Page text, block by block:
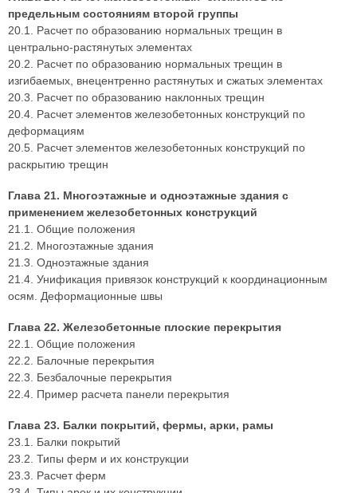
предельным состояниям второй группы
20.1. Расчет по образованию нормальных трещин в
центрально-растянутых элементах
20.2. Расчет по образованию нормальных трещин в
изгибаемых, внецентренно растянутых и сжатых элементах
20.3. Расчет по образованию наклонных трещин
20.4. Расчет элементов железобетонных конструкций по
деформациям
20.5. Расчет элементов железобетонных конструкций по
раскрытию трещин
Глава 21. Многоэтажные и одноэтажные здания с
применением железобетонных конструкций
21.1. Общие положения
21.2. Многоэтажные здания
21.3. Одноэтажные здания
21.4. Унификация привязок конструкций к координационным
осям. Деформационные швы
Глава 22. Железобетонные плоские перекрытия
22.1. Общие положения
22.2. Балочные перекрытия
22.3. Безбалочные перекрытия
22.4. Пример расчета панели перекрытия
Глава 23. Балки покрытий, фермы, арки, рамы
23.1. Балки покрытий
23.2. Типы ферм и их конструкции
23.3. Расчет ферм